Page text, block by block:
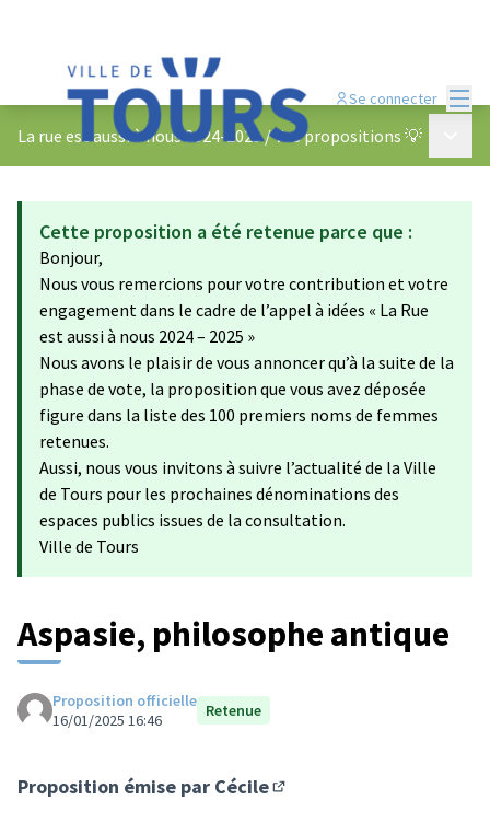
Se connecter
La rue est aussi à nous 2024-2025 /Vos propositions 💡
Cette proposition a été retenue parce que :
Bonjour,
Nous vous remercions pour votre contribution et votre
engagement dans le cadre de l’appel à idées « La Rue
est aussi à nous 2024 – 2025 »
Nous avons le plaisir de vous annoncer qu’à la suite de la
phase de vote, la proposition que vous avez déposée
figure dans la liste des 100 premiers noms de femmes
retenues.
Aussi, nous vous invitons à suivre l’actualité de la Ville
de Tours pour les prochaines dénominations des
espaces publics issues de la consultation.
Ville de Tours
Aspasie, philosophe antique
Proposition officielle
16/01/2025 16:46
Retenue
Proposition émise par Cécile